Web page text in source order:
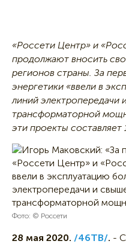
«Россети Центр» и
продолжают вносить
регионов страны. За
энергетики «ввели в
линий
трансформаторной
эти проекты составляет
Фото: © Россети
28 мая 2020. /46ТВ/. -